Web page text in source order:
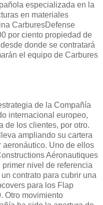
especializada en la
en materiales
CarburesDefense
por ciento propiedad de
donde se contratará
el equipo de Carbures
de la Compañía
internacional europeo,
de los clientes, por otro.
ampliando su cartera
Uno de ellos
Aéronautiques
nivel de referencia
contrato para cubrir una
para los Flap
Otro movimiento